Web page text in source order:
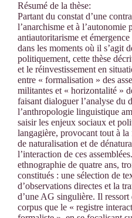
Résumé de la thèse:
Partant du constat d’une
l’anarchisme et à l’autonomie
antiautoritarisme et
dans les moments où il s’agit
politiquement, cette thèse
et le réinvestissement en
entre « formalisation » des
militantes et « horizontalité »
faisant dialoguer l’analyse du
l’anthropologie linguistique
saisir les enjeux sociaux et
langagière, provocant tout à
de naturalisation et de
l’interaction de ces
ethnographie de quatre ans,
constitués : une sélection de
d’observations directes et la
d’une AG singulière. Il ressort
corpus que le « registre